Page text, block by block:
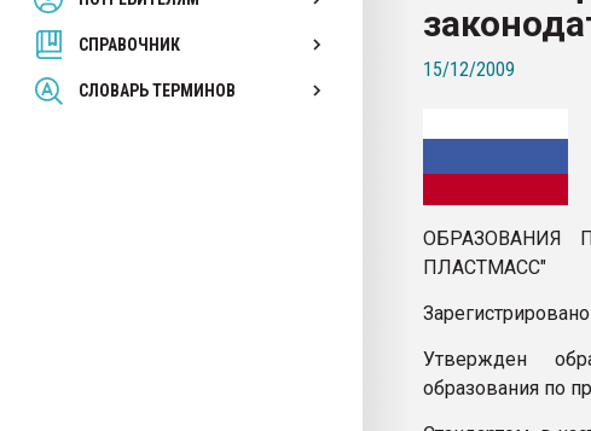
СПРАВОЧНИК
СЛОВАРЬ ТЕРМИНОВ
покупка, обмен
15/12/2009
ОБРАЗОВАНИЯ
ПЛАСТМАСС"
Утвержден
образования по